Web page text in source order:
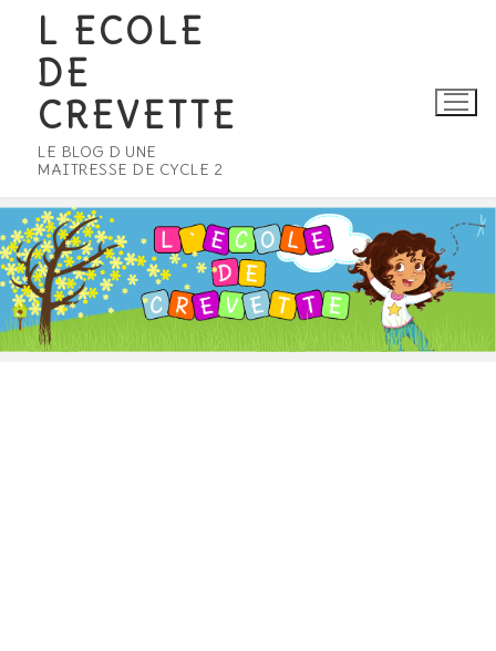
contenu
L ECOLE
DE
CREVETTE
LE BLOG D UNE
MAITRESSE DE CYCLE 2